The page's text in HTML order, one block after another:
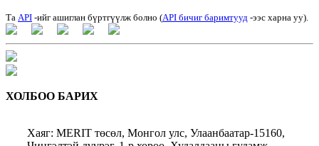
Та API -ийг ашиглан бүртгүүлж болно (API бичиг баримтууд -ээс харна уу).
ХОЛБОО БАРИХ
Хаяг: MERIT төсөл, Монгол улс, Улаанбаатар-15160,